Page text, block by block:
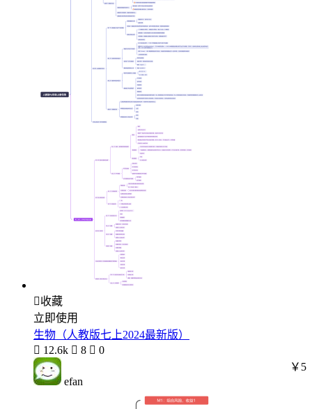
收藏
立即使用
生物（人教版七上2024最新版）
 12.6k  8  0
efan
￥5